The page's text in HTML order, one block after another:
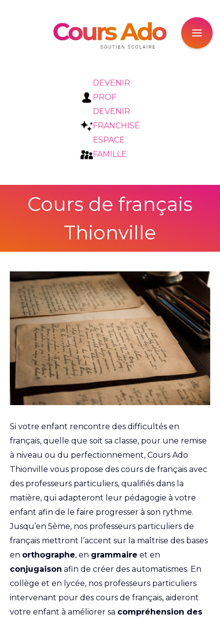
DEVENIR
PROF
DEVENIR
FRANCHISÉ
ESPACE
FAMILLE
Cours de français
Thionville
Si votre enfant rencontre des difficultés en
français, quelle que soit sa classe, pour une remise
à niveau ou du perfectionnement, Cours Ado
Thionville vous propose des cours de français avec
des professeurs particuliers, qualifiés dans la
matière, qui adapteront leur pédagogie à votre
enfant afin de le faire progresser à son rythme.
Jusqu’en 5ème, nos professeurs particuliers de
français mettront l’accent sur la maîtrise des bases
en orthographe, en grammaire et en
conjugaison afin de créer des automatismes. En
collège et en lycée, nos professeurs particuliers
intervenant pour des cours de français, aideront
votre enfant à améliorer sa compréhension des